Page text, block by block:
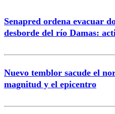
Senapred ordena evacuar
desborde del río Damas:
Nuevo temblor sacude el
magnitud y el epicentro